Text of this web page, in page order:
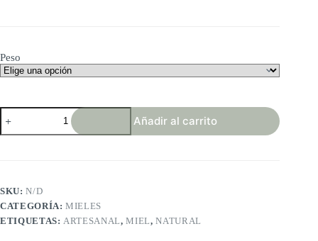
Peso
Miel
de
Mil
Añadir al carrito
SKU:N/D
CATEGORÍA:MIELES
ETIQUETAS: ARTESANAL,MIEL,NATURAL